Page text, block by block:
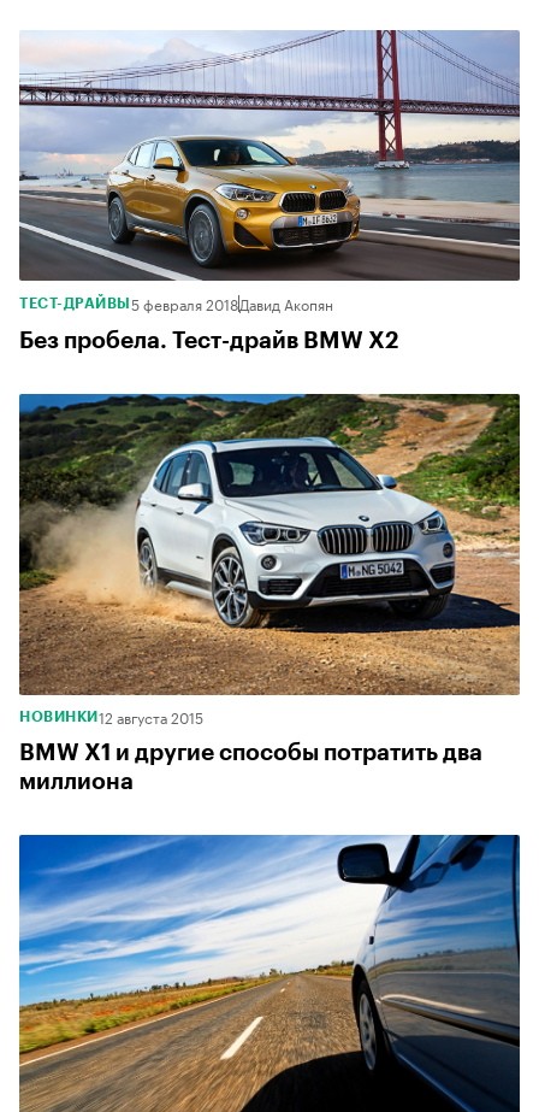
ТЕСТ-ДРАЙВЫ 5 февраля 2018Давид Акопян
Без пробела. Тест-драйв BMW X2
НОВИНКИ 12 августа 2015
BMW X1 и другие способы потратить два
миллиона